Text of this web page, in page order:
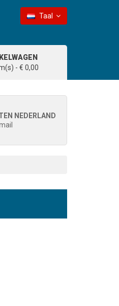
Taal
- € 0,00
NEDERLAND